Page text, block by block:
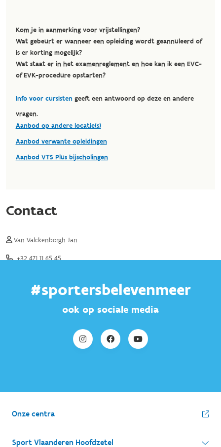
#sportersbelevenmeer
ook op sociale media
Onze centra
Sport Vlaanderen Hoofdzetel